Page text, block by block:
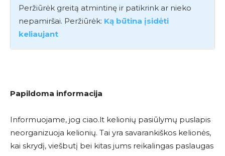
Peržiūrėk greitą atmintinę ir patikrink ar nieko
nepamiršai. Peržiūrėk: Ką būtina įsidėti
keliaujant
Papildoma informacija
Informuojame, jog ciao.lt kelionių pasiūlymų puslapis
neorganizuoja kelionių. Tai yra savarankiškos kelionės,
kai skrydį, viešbutį bei kitas jums reikalingas paslaugas